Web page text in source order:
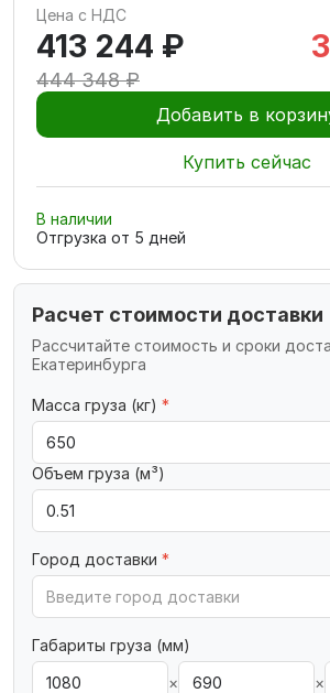
Цена с НДС
413 244 ₽
444 348 ₽
Добавить в
Купить сейчас
В наличии
Отгрузка от 5 дней
Расчет стоимости доставки
Рассчитайте стоимость и сроки
Екатеринбурга
Масса груза (кг) *
Объем груза (м³)
Город доставки *
Габариты груза (мм)
×
×